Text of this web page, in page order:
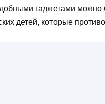
гаджетами
детей, которые